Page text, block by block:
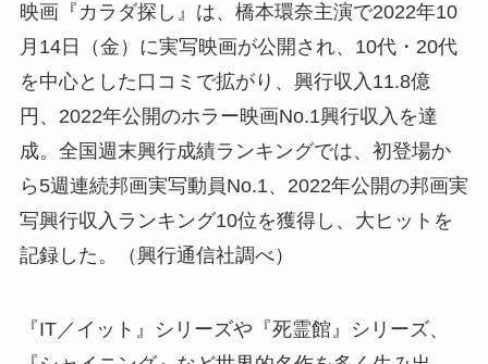
映画『カラダ探し』は、橋本環奈主演で2022年10
月14日（金）に実写映画が公開され、10代・20代
を中心とした口コミで拡がり、興行収入11.8億
円、2022年公開のホラー映画No.1興行収入を達
成。全国週末興行成績ランキングでは、初登場か
ら5週連続邦画実写動員No.1、2022年公開の邦画実
写興行収入ランキング10位を獲得し、大ヒットを
記録した。（興行通信社調べ）
『IT／イット』シリーズや『死霊館』シリーズ、